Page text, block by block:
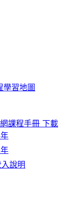
習地圖
課程手冊 下載
說明